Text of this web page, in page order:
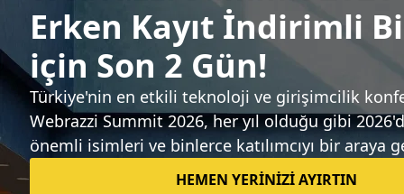
Sıradaki haber